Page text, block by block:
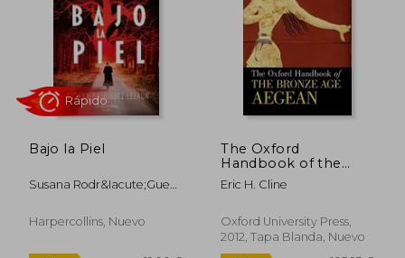
dcto. dcto.
Bajo la Piel
Susana Rodr&Iacute;Guez
Harpercollins, Nuevo
The Oxford
Handbook of the
Bronze age Aegean
(Oxford Handbooks)
Eric H. Cline
Oxford University Press,
2012, Tapa Blanda, Nuevo